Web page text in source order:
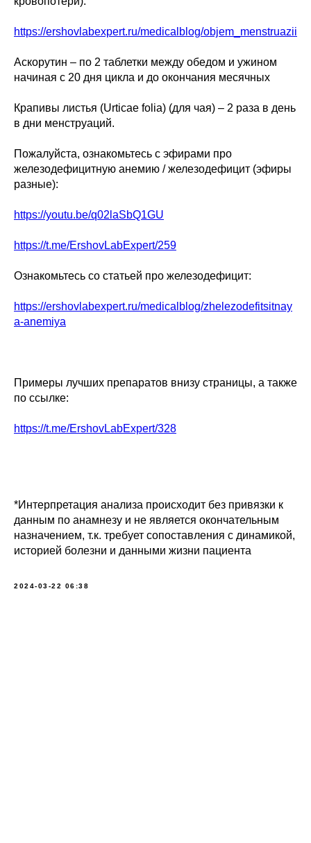
https://ershovlabexpert.ru/medicalblog/objem_menstruazii
Аскорутин – по 2 таблетки между обедом и ужином
начиная с 20 дня цикла и до окончания месячных
Крапивы листья (Urticae folia) (для чая) – 2 раза в день
в дни менструаций.
Пожалуйста, ознакомьтесь с эфирами про
железодефицитную анемию / железодефицит (эфиры
разные):
https://youtu.be/q02laSbQ1GU
https://t.me/ErshovLabExpert/259
Ознакомьтесь со статьей про железодефицит:
https://ershovlabexpert.ru/medicalblog/zhelezodefitsitnay
a-anemiya
Примеры лучших препаратов внизу страницы, а также
по ссылке:
https://t.me/ErshovLabExpert/328
*Интерпретация анализа происходит без привязки к
данным по анамнезу и не является окончательным
назначением, т.к. требует сопоставления с динамикой,
историей болезни и данными жизни пациента
2024-03-22 06:38